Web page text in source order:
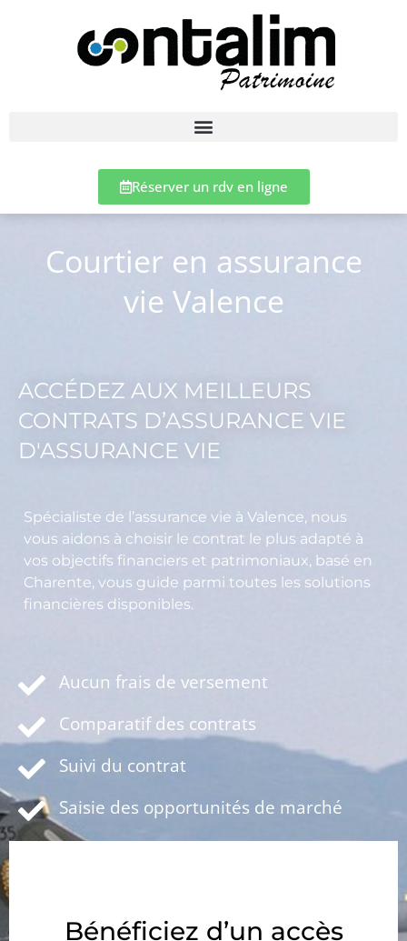
Réserver un rdv en ligne
Courtier en assurance
vie Valence
ACCÉDEZ AUX MEILLEURS
CONTRATS D’ASSURANCE VIE
D'ASSURANCE VIE
Spécialiste de l’assurance vie à Valence, nous
vous aidons à choisir le contrat le plus adapté à
vos objectifs financiers et patrimoniaux, basé en
Charente, vous guide parmi toutes les solutions
financières disponibles.
Aucun frais de versement
Comparatif des contrats
Suivi du contrat
Saisie des opportunités de marché
Bénéficiez d’un accès